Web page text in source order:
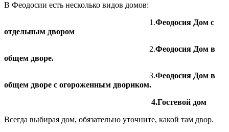
В Феодосии есть несколько видов домов:
1.Феодосия Дом с
отдельным двором
2.Феодосия Дом в
общем дворе.
3.Феодосия Дом в
общем дворе с огороженным двориком.
4.Гостевой дом
Всегда выбирая дом, обязательно уточните, какой там двор.